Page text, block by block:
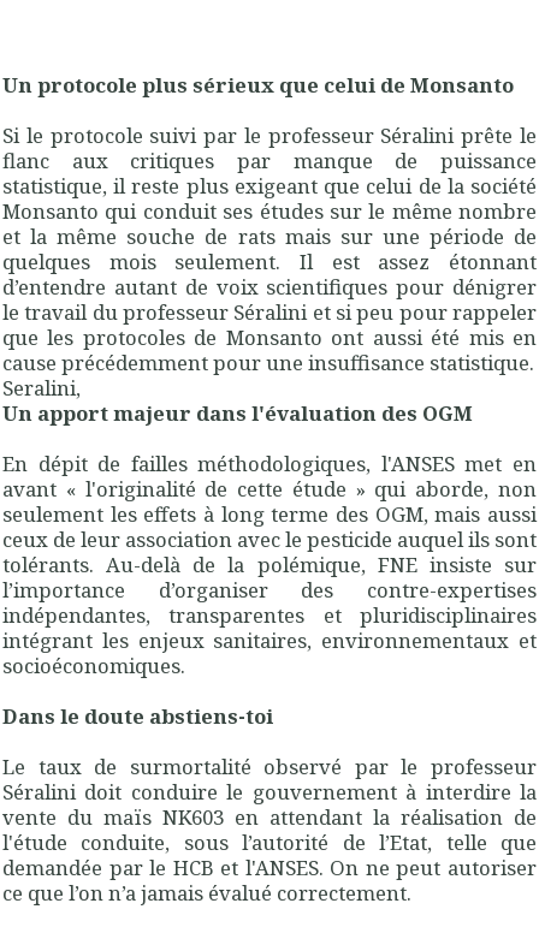
Un protocole plus sérieux que celui de Monsanto
Si le protocole suivi par le professeur Séralini prête le
flanc aux critiques par manque de puissance
statistique, il reste plus exigeant que celui de la société
Monsanto qui conduit ses études sur le même nombre
et la même souche de rats mais sur une période de
quelques mois seulement. Il est assez étonnant
d’entendre autant de voix scientifiques pour dénigrer
le travail du professeur Séralini et si peu pour rappeler
que les protocoles de Monsanto ont aussi été mis en
cause précédemment pour une insuffisance statistique.
Seralini,
Un apport majeur dans l'évaluation des OGM
En dépit de failles méthodologiques, l'ANSES met en
avant « l'originalité de cette étude » qui aborde, non
seulement les effets à long terme des OGM, mais aussi
ceux de leur association avec le pesticide auquel ils sont
tolérants. Au-delà de la polémique, FNE insiste sur
l’importance d’organiser des contre-expertises
indépendantes, transparentes et pluridisciplinaires
intégrant les enjeux sanitaires, environnementaux et
socioéconomiques.
Dans le doute abstiens-toi
Le taux de surmortalité observé par le professeur
Séralini doit conduire le gouvernement à interdire la
vente du maïs NK603 en attendant la réalisation de
l'étude conduite, sous l’autorité de l’Etat, telle que
demandée par le HCB et l'ANSES. On ne peut autoriser
ce que l’on n’a jamais évalué correctement.